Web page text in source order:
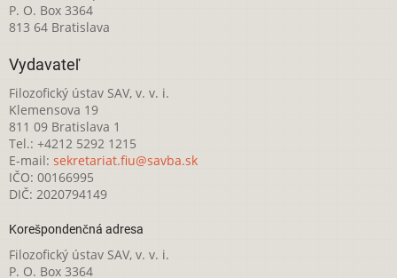
P. O. Box 3364
813 64 Bratislava
Vydavateľ
Filozofický ústav SAV, v. v. i.
Klemensova 19
811 09 Bratislava 1
Tel.: +4212 5292 1215
E-mail: sekretariat.fiu@savba.sk
IČO: 00166995
DIČ: 2020794149
Korešpondenčná adresa
Filozofický ústav SAV, v. v. i.
P. O. Box 3364